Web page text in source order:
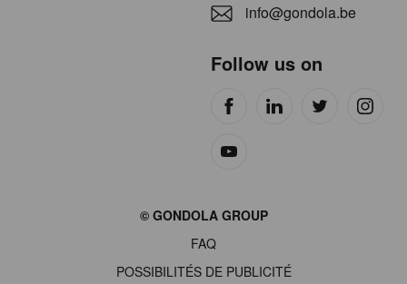
info@gondola.be
Follow us on
© GONDOLA GROUP
FAQ
POSSIBILITÉS DE PUBLICITÉ